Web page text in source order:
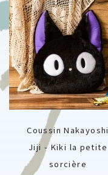
Coussin Nakayoshi
Jiji - Kiki la petite
sorcière